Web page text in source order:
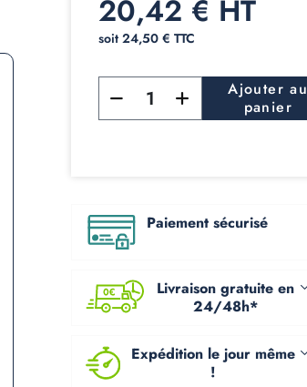
20,42 € HT
soit 24,50 € TTC
Ajouter au
panier
Paiement sécurisé
Livraison gratuite en
24/48h*
Expédition le jour même
!